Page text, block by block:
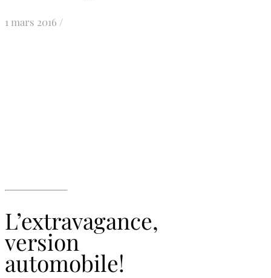
1 mars 2016 /
L’extravagance,
version
automobile!